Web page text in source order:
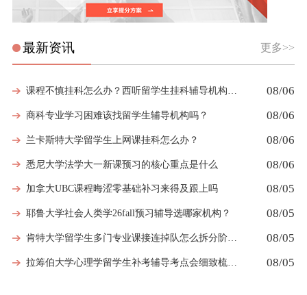
最新资讯 更多>>
课程不慎挂科怎么办？西听留学生挂科辅导机构教你如何高效挽救GPA 08/06
商科专业学习困难该找留学生辅导机构吗？ 08/06
兰卡斯特大学留学生上网课挂科怎么办？ 08/06
悉尼大学法学大一新课预习的核心重点是什么 08/06
加拿大UBC课程晦涩零基础补习来得及跟上吗 08/05
耶鲁大学社会人类学26fall预习辅导选哪家机构？ 08/05
肯特大学留学生多门专业课接连掉队怎么拆分阶段性补习计划 08/05
拉筹伯大学心理学留学生补考辅导考点会细致梳理吗 08/05